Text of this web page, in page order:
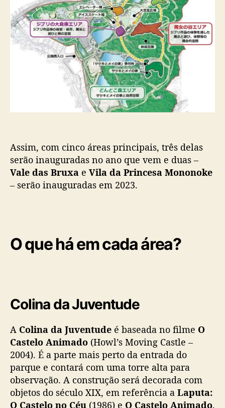
g
o
r
a
Assim, com cinco áreas principais, três delas
serão inauguradas no ano que vem e duas –
Vale das Bruxa e Vila da Princesa Mononoke
– serão inauguradas em 2023.
O que há em cada área?
Colina da Juventude
A Colina da Juventude é baseada no filme O
Castelo Animado (Howl’s Moving Castle –
2004). É a parte mais perto da entrada do
parque e contará com uma torre alta para
observação. A construção será decorada com
objetos do século XIX, em referência a Laputa:
O Castelo no Céu (1986) e O Castelo Animado.